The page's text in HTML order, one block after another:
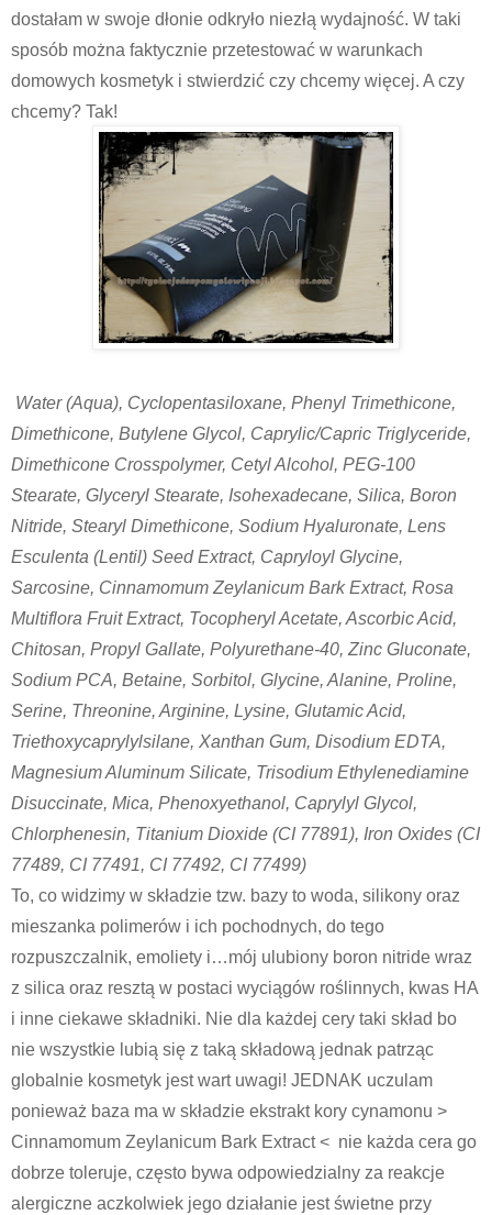
dostałam w swoje dłonie odkryło niezłą wydajność. W taki
sposób można faktycznie przetestować w warunkach
domowych kosmetyk i stwierdzić czy chcemy więcej. A czy
chcemy? Tak!
Water (Aqua), Cyclopentasiloxane, Phenyl Trimethicone,
Dimethicone, Butylene Glycol, Caprylic/Capric Triglyceride,
Dimethicone Crosspolymer, Cetyl Alcohol, PEG-100
Stearate, Glyceryl Stearate, Isohexadecane, Silica, Boron
Nitride, Stearyl Dimethicone, Sodium Hyaluronate, Lens
Esculenta (Lentil) Seed Extract, Capryloyl Glycine,
Sarcosine, Cinnamomum Zeylanicum Bark Extract, Rosa
Multiflora Fruit Extract, Tocopheryl Acetate, Ascorbic Acid,
Chitosan, Propyl Gallate, Polyurethane-40, Zinc Gluconate,
Sodium PCA, Betaine, Sorbitol, Glycine, Alanine, Proline,
Serine, Threonine, Arginine, Lysine, Glutamic Acid,
Triethoxycaprylylsilane, Xanthan Gum, Disodium EDTA,
Magnesium Aluminum Silicate, Trisodium Ethylenediamine
Disuccinate, Mica, Phenoxyethanol, Caprylyl Glycol,
Chlorphenesin, Titanium Dioxide (CI 77891), Iron Oxides (CI
77489, CI 77491, CI 77492, CI 77499)
To, co widzimy w składzie tzw. bazy to woda, silikony oraz
mieszanka polimerów i ich pochodnych, do tego
rozpuszczalnik, emoliety i…mój ulubiony boron nitride wraz
z silica oraz resztą w postaci wyciągów roślinnych, kwas HA
i inne ciekawe składniki. Nie dla każdej cery taki skład bo
nie wszystkie lubią się z taką składową jednak patrząc
globalnie kosmetyk jest wart uwagi! JEDNAK uczulam
ponieważ baza ma w składzie ekstrakt kory cynamonu >
Cinnamomum Zeylanicum Bark Extract < nie każda cera go
dobrze toleruje, często bywa odpowiedzialny za reakcje
alergiczne aczkolwiek jego działanie jest świetne przy